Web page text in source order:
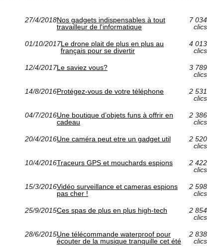
27/4/2018Nos gadgets indispensables à tout
travailleur de l'informatique
7 034
clics
01/10/2017Le drone plait de plus en plus au
français pour se divertir
4 013
clics
12/4/2017Le saviez vous?
3 789
clics
14/8/2016Protégez-vous de votre téléphone
2 531
clics
04/7/2016Une boutique d’objets funs à offrir en
cadeau
2 386
clics
20/4/2016Une caméra peut etre un gadget util
2 520
clics
10/4/2016Traceurs GPS et mouchards espions
2 422
clics
15/3/2016Vidéo surveillance et cameras espions
pas cher !
2 598
clics
25/9/2015Ces spas de plus en plus high-tech
2 854
clics
28/6/2015Une télécommande waterproof pour
écouter de la musique tranquille cet été
2 838
clics